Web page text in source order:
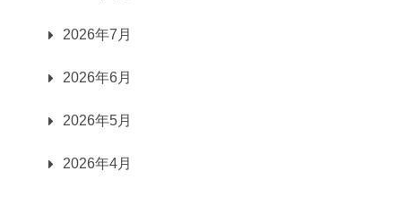
2026年7月
2026年6月
2026年5月
2026年4月